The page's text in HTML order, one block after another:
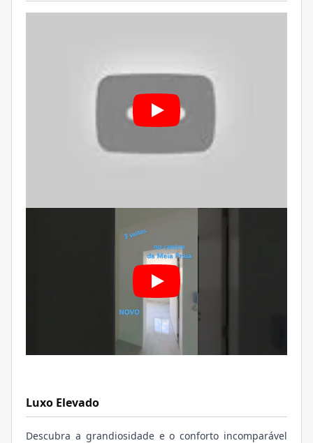
Luxo Elevado
Descubra a grandiosidade e o conforto incomparável